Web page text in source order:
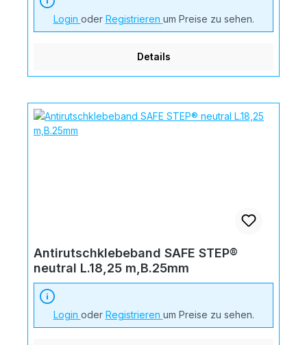
Login oder Registrieren um Preise zu sehen.
Details
Antirutschklebeband SAFE STEP®
neutral L.18,25 m,B.25mm
Login oder Registrieren um Preise zu sehen.